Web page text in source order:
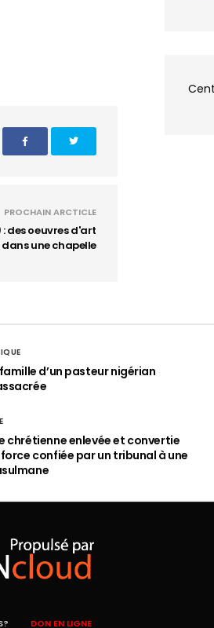
PROCHAIN ARCTICLE
des oeuvres d'art
dans une chapelle
d’un pasteur nigérian
chrétienne enlevée et convertie
confiée par un tribunal à une
DON EN LIGNE